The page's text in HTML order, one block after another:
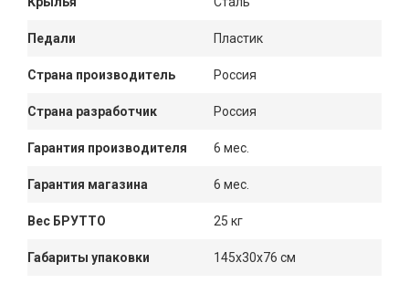
Педали Пластик
Страна производитель Россия
Страна разработчик Россия
Гарантия производителя 6 мес.
Гарантия магазина 6 мес.
Вес БРУТТО 25 кг
Габариты упаковки 145x30x76 см